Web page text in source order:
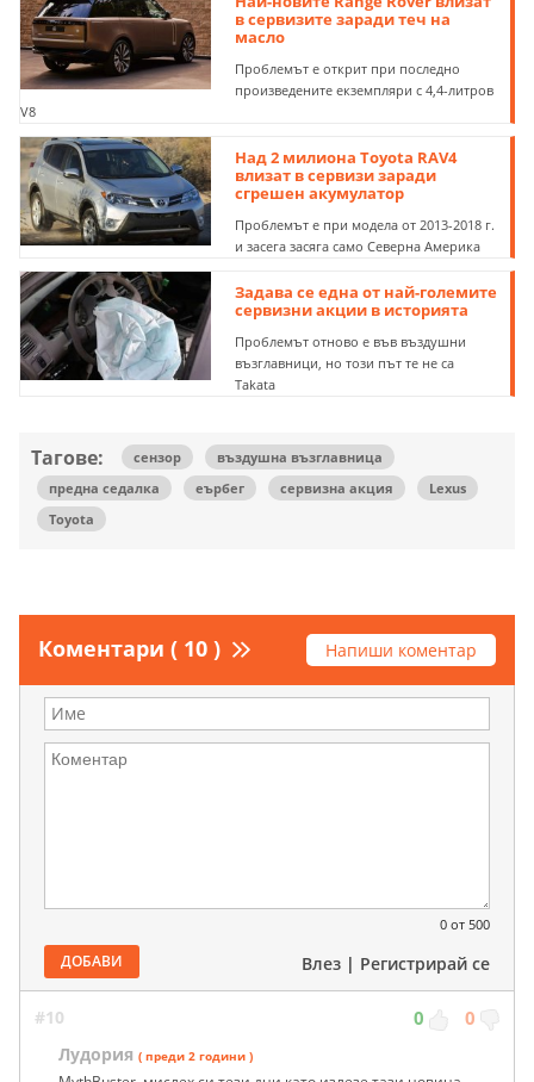
в сервизите заради теч на
масло
Проблемът е открит при последно
произведените екземпляри с 4,4-литров
V8
Над 2 милиона Toyota RAV4
влизат в сервизи заради
сгрешен акумулатор
Проблемът е при модела от 2013-2018 г.
и засега засяга само Северна Америка
Задава се една от най-големите
сервизни акции в историята
Проблемът отново е във въздушни
възглавници, но този път те не са
Takata
Тагове: сензор
въздушна възглавница
предна седалка
еърбег сервизна акция
Lexus
Toyota
Коментари ( 10 ) Напиши коментар
0 от 500
ДОБАВИ Влез | Регистрирай се
#10 0 0
Лудория ( преди 2 години )